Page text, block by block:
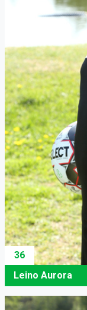
36
Leino Aurora